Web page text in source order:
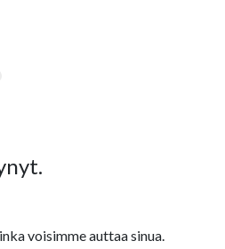
voisimme auttaa sinua.